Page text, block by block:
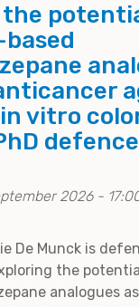
vitro
defence
2026 -
De Munck is
the
analogues